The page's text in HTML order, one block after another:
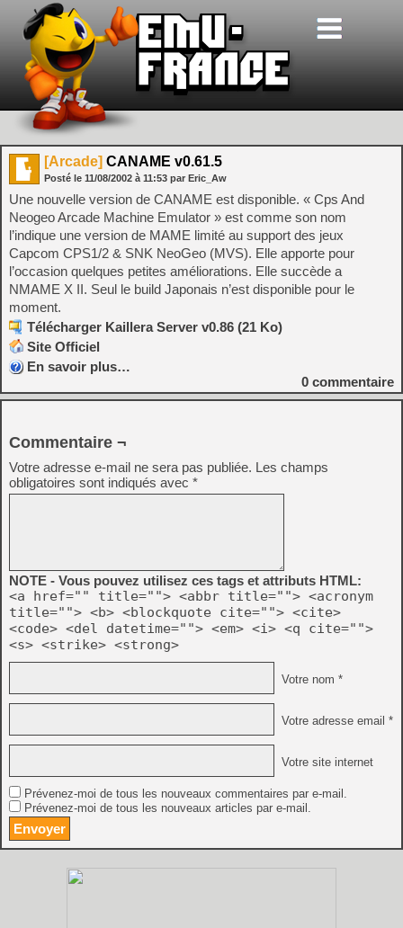
[Arcade] CANAME v0.61.5
Posté le 11/08/2002 à 11:53 par Eric_Aw
Une nouvelle version de CANAME est disponible. « Cps And
Neogeo Arcade Machine Emulator » est comme son nom
l’indique une version de MAME limité au support des jeux
Capcom CPS1/2 & SNK NeoGeo (MVS). Elle apporte pour
l’occasion quelques petites améliorations. Elle succède a
NMAME X II. Seul le build Japonais n’est disponible pour le
moment.
Télécharger Kaillera Server v0.86 (21 Ko)
Site Officiel
En savoir plus…
0 commentaire
Commentaire ¬
Votre adresse e-mail ne sera pas publiée. Les champs
obligatoires sont indiqués avec *
NOTE - Vous pouvez utilisez ces tags et attributs HTML:
<a href="" title=""> <abbr title=""> <acronym
title=""> <b> <blockquote cite=""> <cite>
<code> <del datetime=""> <em> <i> <q cite="">
<s> <strike> <strong>
Votre nom *
Votre adresse email *
Votre site internet
Prévenez-moi de tous les nouveaux commentaires par e-mail.
Prévenez-moi de tous les nouveaux articles par e-mail.